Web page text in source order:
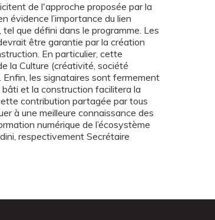
de l'approche proposée par la
évidence l’importance du lien
que défini dans le programme. Les
être garantie par la création
En particulier, cette
la Culture (créativité, société
Enfin, les signataires sont fermement
et la construction facilitera la
contribution partagée par tous
à une meilleure connaissance des
numérique de l’écosystème
respectivement Secrétaire